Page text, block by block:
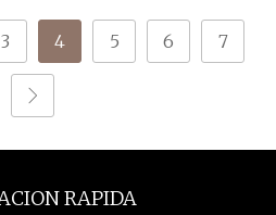
3 4 5 6 7
RAPIDA